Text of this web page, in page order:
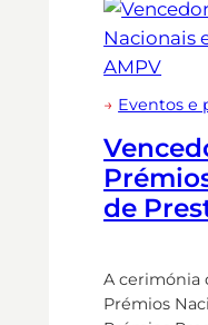
→ Eventos e
de
A cerimónia
Prémios